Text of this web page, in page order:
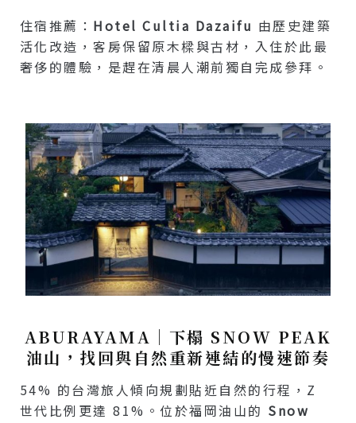
住宿推薦： Hotel Cultia Dazaifu 由歷史建築
活化改造，客房保留原木樑與古材，入住於此最
奢侈的體驗，是趕在清晨人潮前獨自完成參拜。
ABURAYAMA｜下榻 SNOW PEAK
油山，找回與自然重新連結的慢速節奏
54% 的台灣旅人傾向規劃貼近自然的行程，Z
世代比例更達 81%。位於福岡油山的 Snow